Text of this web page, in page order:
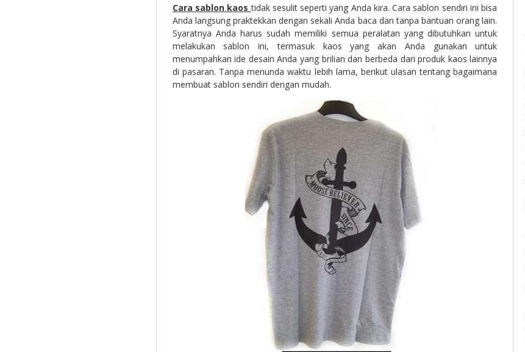
Cara sablon kaostidak sesulit seperti yang Anda kira. Cara sablon sendiri ini bisa
Anda langsung praktekkan dengan sekali Anda baca dan tanpa bantuan orang lain.
Syaratnya Anda harus sudah memiliki semua peralatan yang dibutuhkan untuk
melakukan sablon ini, termasuk kaos yang akan Anda gunakan untuk
menumpahkan ide desain Anda yang brilian dan berbeda dari produk kaos lainnya
di pasaran. Tanpa menunda waktu lebih lama, berikut ulasan tentang bagaimana
membuat sablon sendiri dengan mudah.